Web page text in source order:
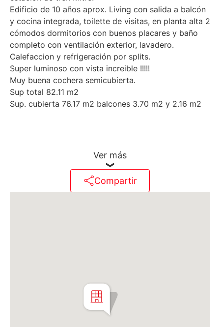
Edificio de 10 años aprox. Living con salida a balcón
y cocina integrada, toilette de visitas, en planta alta 2
cómodos dormitorios con buenos placares y baño
completo con ventilación exterior, lavadero.
Calefaccion y refrigeración por splits.
Super luminoso con vista increible !!!!!
Muy buena cochera semicubierta.
Sup total 82.11 m2
Sup. cubierta 76.17 m2 balcones 3.70 m2 y 2.16 m2
Martillero Maximiliano Miguel D'Aria
Ver más
Compartir